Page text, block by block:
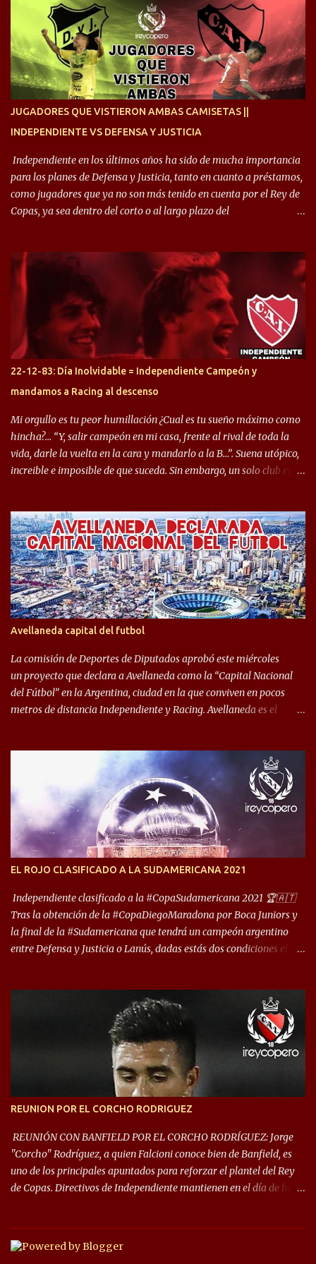
siempre en mi corazón”. 🎙️“Siempre que me tocó vestir la camiseta
quise dar lo mejor. Si me toca marcharme, estoy agradecido al
hincha”. 🎙️“El equipo hizo un gran trabajo, quedó demostrado en el
resultado. Es nuestro segundo partido, en la pretemporada nos
enfocamos en la preparación física. El grupo está encontrando la
JUGADORES QUE VISTIERON AMBAS CAMISETAS ||
INDEPENDIENTE VS DEFENSA Y JUSTICIA
Independiente en los últimos años ha sido de mucha importancia
para los planes de Defensa y Justicia, tanto en cuanto a préstamos,
como jugadores que ya no son más tenido en cuenta por el Rey de
Copas, ya sea dentro del corto o al largo plazo del
Halcón de Varela, como lo es Brian Romero, quien paso a
préstamo allí durante el último mercado de pases y ha rendido de
gran manera, convirtiendo goles importantes, sobre todo en la
copa sudamericana. Pero no sucedió lo mismo en cuanto al
rendimiento que ha producido en el Rojo. Pasando a jugadores que
jugaron en Defensa y ahora están en el rojo, tenemos a la dupla
Gastón Togni y Domingo Blanco, donde ambos explotaron
futbolísticamente hablando en el equipo de Varela, donde, por
ejemplo, el caso de Mingo llego a ser tenido en cuenta para el
Seleccionado Argentino, rendimiento que aún no ha logrado
mostrar en Independiente. En e...
22-12-83: Día Inolvidable = Independiente Campeón y
mandamos a Racing al descenso
Mi orgullo es tu peor humillación ¿Cual es tu sueño máximo como
hincha?… “Y, salir campeón en mi casa, frente al rival de toda la
vida, darle la vuelta en la cara y mandarlo a la B…”. Suena utópico,
increible e imposible de que suceda. Sin embargo, un solo club en el
campeonato del '83 año consagratorio para el Rojo y, por el otro, el
haber mandado al descenso a su eterno rival. 22 de diciembre de
1983 es una fecha que pocos hinchas de Independiente pueden
dejar en el olvido. Es que ese día, el "Rojo" derrotó a Racing por 2 a
0, se consagró campeón y, además, mandó al descenso a su eterno
rival. El clásico de Avellaneda marcó el epílogo del campeonato,
algo totalmente inusual para estas épocas, donde la violencia no
permite encuentros de riesgo sobre el final de los torneos. En la
década del ochenta y con una democracia flo...
Avellaneda capital del futbol
La comisión de Deportes de Diputados aprobó este miércoles
un proyecto que declara a Avellaneda como la “Capital Nacional
del Fútbol” en la Argentina, ciudad en la que conviven en pocos
metros de distancia Independiente y Racing. Avellaneda es el
Libertadores de América) los distancian solo 150 metros. Por ello
son protagonistas de un clásico de los más picantes del fútbol
argentino. De ella también forma parte Arsenal, equipo que
transitó por la primera división del fútbol local durante muchos
años. Dock Sud es otro de los que comparten esas tierras, aunque el
foco de atención es la convivencia Independiente - Racing. “No
deporte”, afirmó Facundo Moyano. “Creo que Avellaneda...
EL ROJO CLASIFICADO A LA SUDAMERICANA 2021
Independiente clasificado a la #CopaSudamericana 2021 🏆🇦🇹
Tras la obtención de la #CopaDiegoMaradona por Boca Juniors y
la final de la #Sudamericana que tendrá un campeón argentino
entre Defensa y Justicia o Lanús, dadas estás dos condiciones el
que iniciará en fase de grupos con 6 partidos, de los cuales sólo los
primeros de cada grupo jugarán los 8vos. con los 3ros. mejores de
las fases de grupos de la #CopaLibertadores 2021. ¡Este año hay
noche de Copas Rey! ⚽🇦🇹👑🏆.
REUNION POR EL CORCHO RODRIGUEZ
REUNIÓN CON BANFIELD POR EL CORCHO RODRÍGUEZ: Jorge
"Corcho" Rodríguez, a quien Falcioni conoce bien de Banfield, es
uno de los principales apuntados para reforzar el plantel del Rey
de Copas. Directivos de Independiente mantienen en el día de hoy
préstamo con opción de compra pero, por lo que se sabe, Banfield
busca vender al menos el 50% del pase por una cifra cercana a los